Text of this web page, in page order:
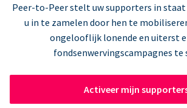
Peer-to-Peer stelt uw supporters in
u in te zamelen door hen te
ongelooflijk lonende en uiterst
fondsenwervingscampagnes te
Activeer mijn